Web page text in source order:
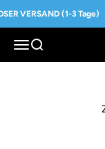
Přejít na obsah
VERSAND (1-3 Tage)
Otevřít navigační
Otevřít